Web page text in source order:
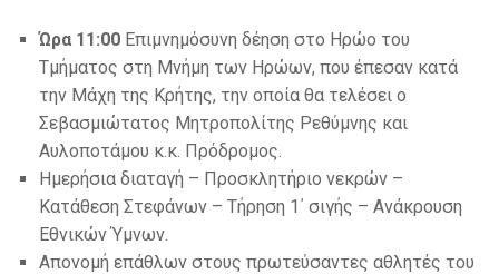
Ώρα 11:00 Επιμνημόσυνη δέηση στο Ηρώο του
Τμήματος στη Μνήμη των Ηρώων, που έπεσαν κατά
την Μάχη της Κρήτης, την οποία θα τελέσει ο
Σεβασμιώτατος Μητροπολίτης Ρεθύμνης και
Αυλοποτάμου κ.κ. Πρόδρομος.
Ημερήσια διαταγή – Προσκλητήριο νεκρών –
Κατάθεση Στεφάνων – Τήρηση 1΄ σιγής – Ανάκρουση
Εθνικών Ύμνων.
Απονομή επάθλων στους πρωτεύσαντες αθλητές του